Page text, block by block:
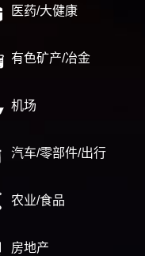
医药/大健康
有色矿产/冶金
机场
汽车/零部件/出行
农业/食品
房地产